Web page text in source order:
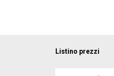
Listino prezzi